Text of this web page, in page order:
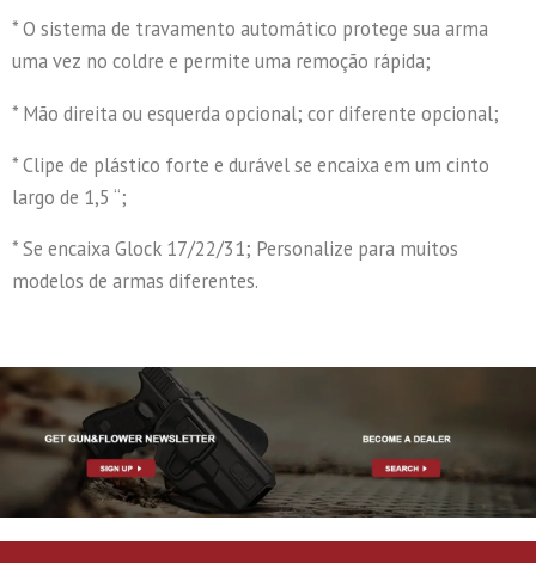
* O sistema de travamento automático protege sua arma
uma vez no coldre e permite uma remoção rápida;
* Mão direita ou esquerda opcional; cor diferente opcional;
* Clipe de plástico forte e durável se encaixa em um cinto
largo de 1,5 “;
* Se encaixa Glock 17/22/31; Personalize para muitos
modelos de armas diferentes.